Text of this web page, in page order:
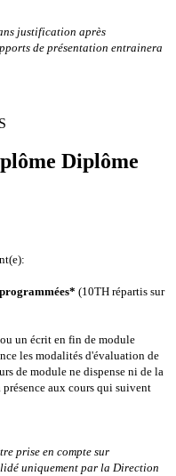
justification après
de présentation entrainera
Diplôme
programmées* (10TH répartis sur
un écrit en fin de module
les modalités d'évaluation de
de module ne dispense ni de la
aux cours qui suivent
prise en compte sur
uniquement par la Direction